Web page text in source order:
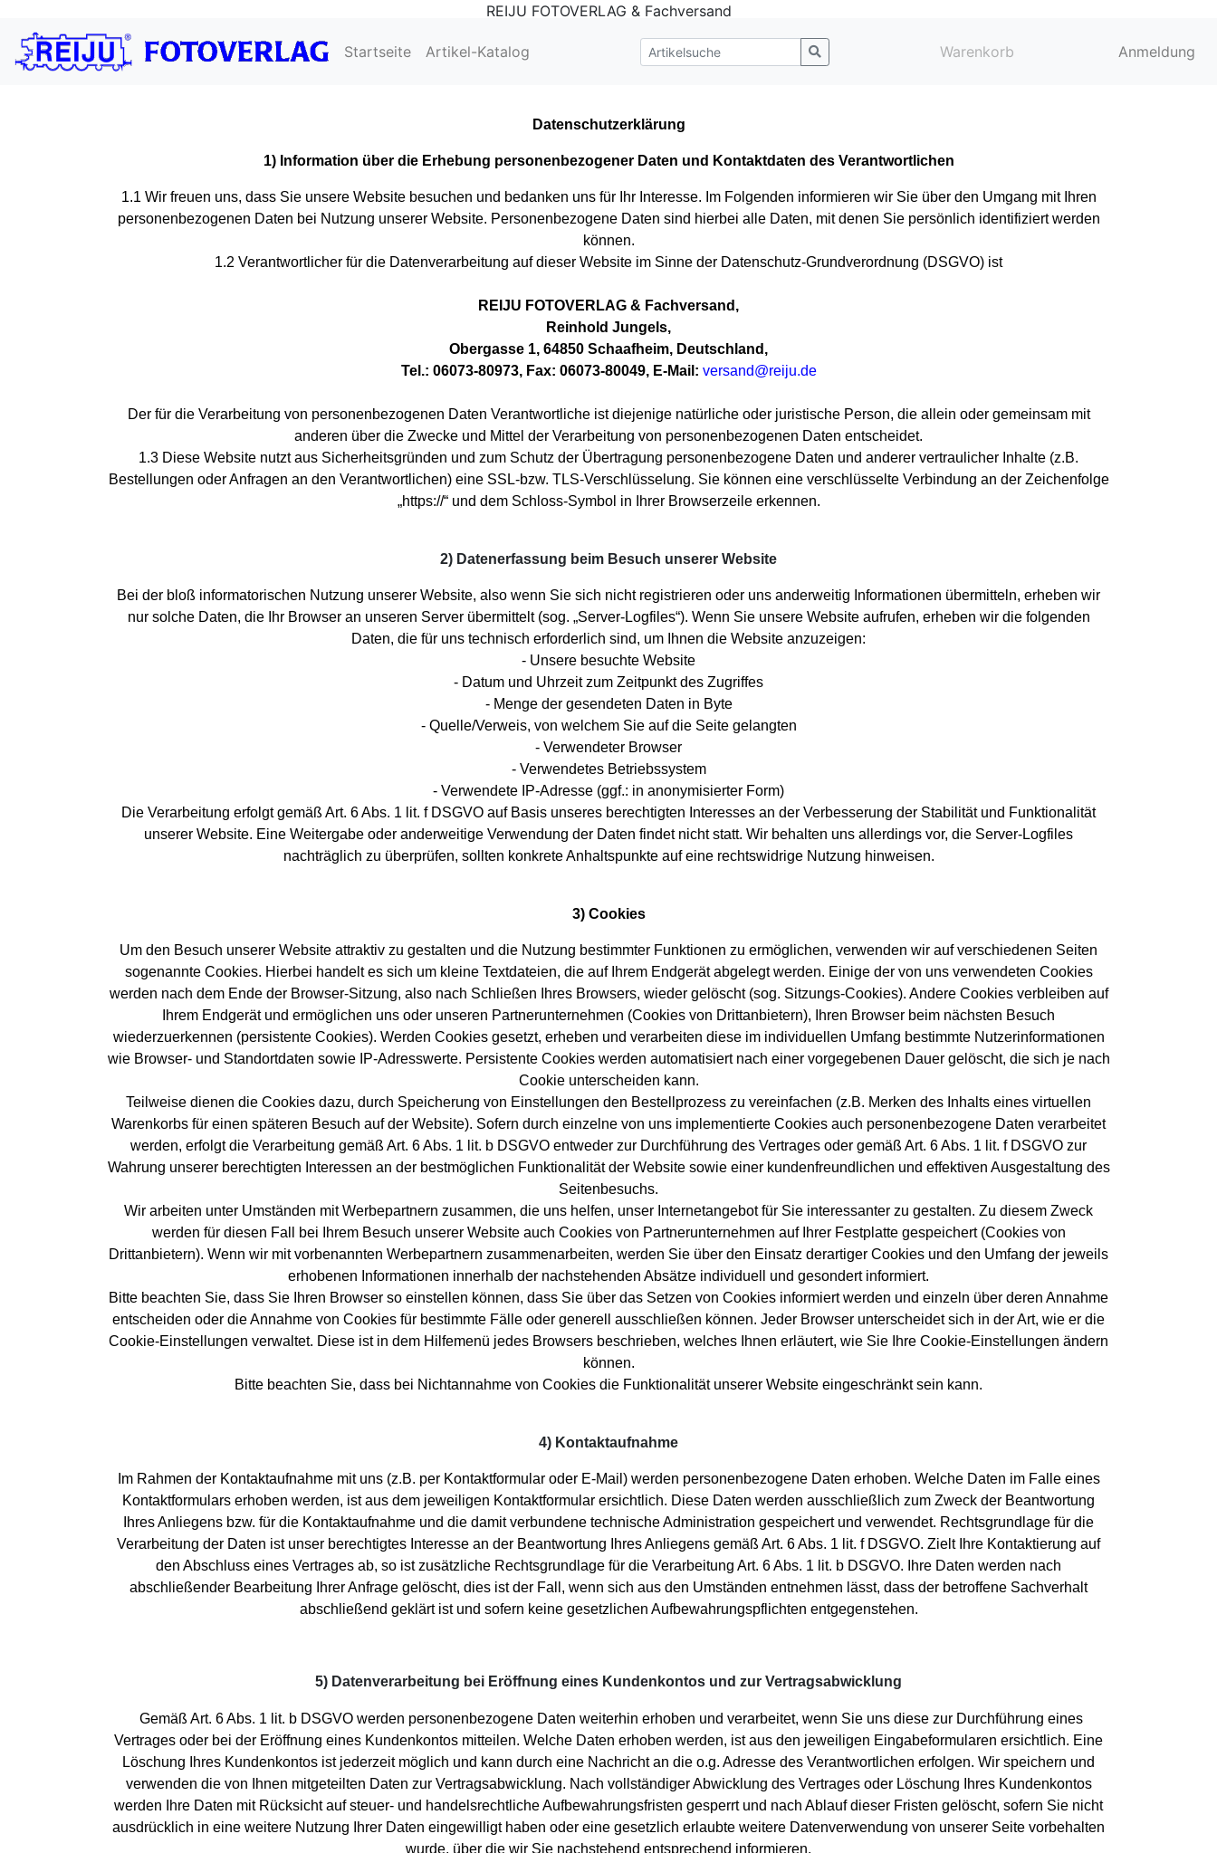
REIJU FOTOVERLAG & Fachversand
Startseite Artikel-Katalog Warenkorb Anmeldung
Datenschutzerklärung
1) Information über die Erhebung personenbezogener Daten und Kontaktdaten des Verantwortlichen
1.1 Wir freuen uns, dass Sie unsere Website besuchen und bedanken uns für Ihr Interesse. Im Folgenden informieren wir Sie über den Umgang mit Ihren
personenbezogenen Daten bei Nutzung unserer Website. Personenbezogene Daten sind hierbei alle Daten, mit denen Sie persönlich identifiziert werden
können.
1.2 Verantwortlicher für die Datenverarbeitung auf dieser Website im Sinne der Datenschutz-Grundverordnung (DSGVO) ist
REIJU FOTOVERLAG & Fachversand,
Reinhold Jungels,
Obergasse 1, 64850 Schaafheim, Deutschland,
Tel.: 06073-80973, Fax: 06073-80049, E-Mail: versand@reiju.de
Der für die Verarbeitung von personenbezogenen Daten Verantwortliche ist diejenige natürliche oder juristische Person, die allein oder gemeinsam mit
anderen über die Zwecke und Mittel der Verarbeitung von personenbezogenen Daten entscheidet.
1.3 Diese Website nutzt aus Sicherheitsgründen und zum Schutz der Übertragung personenbezogene Daten und anderer vertraulicher Inhalte (z.B.
Bestellungen oder Anfragen an den Verantwortlichen) eine SSL-bzw. TLS-Verschlüsselung. Sie können eine verschlüsselte Verbindung an der Zeichenfolge
„https://“ und dem Schloss-Symbol in Ihrer Browserzeile erkennen.
2) Datenerfassung beim Besuch unserer Website
Bei der bloß informatorischen Nutzung unserer Website, also wenn Sie sich nicht registrieren oder uns anderweitig Informationen übermitteln, erheben wir
nur solche Daten, die Ihr Browser an unseren Server übermittelt (sog. „Server-Logfiles“). Wenn Sie unsere Website aufrufen, erheben wir die folgenden
Daten, die für uns technisch erforderlich sind, um Ihnen die Website anzuzeigen:
- Unsere besuchte Website
- Datum und Uhrzeit zum Zeitpunkt des Zugriffes
- Menge der gesendeten Daten in Byte
- Quelle/Verweis, von welchem Sie auf die Seite gelangten
- Verwendeter Browser
- Verwendetes Betriebssystem
- Verwendete IP-Adresse (ggf.: in anonymisierter Form)
Die Verarbeitung erfolgt gemäß Art. 6 Abs. 1 lit. f DSGVO auf Basis unseres berechtigten Interesses an der Verbesserung der Stabilität und Funktionalität
unserer Website. Eine Weitergabe oder anderweitige Verwendung der Daten findet nicht statt. Wir behalten uns allerdings vor, die Server-Logfiles
nachträglich zu überprüfen, sollten konkrete Anhaltspunkte auf eine rechtswidrige Nutzung hinweisen.
3) Cookies
Um den Besuch unserer Website attraktiv zu gestalten und die Nutzung bestimmter Funktionen zu ermöglichen, verwenden wir auf verschiedenen Seiten
sogenannte Cookies. Hierbei handelt es sich um kleine Textdateien, die auf Ihrem Endgerät abgelegt werden. Einige der von uns verwendeten Cookies
werden nach dem Ende der Browser-Sitzung, also nach Schließen Ihres Browsers, wieder gelöscht (sog. Sitzungs-Cookies). Andere Cookies verbleiben auf
Ihrem Endgerät und ermöglichen uns oder unseren Partnerunternehmen (Cookies von Drittanbietern), Ihren Browser beim nächsten Besuch
wiederzuerkennen (persistente Cookies). Werden Cookies gesetzt, erheben und verarbeiten diese im individuellen Umfang bestimmte Nutzerinformationen
wie Browser- und Standortdaten sowie IP-Adresswerte. Persistente Cookies werden automatisiert nach einer vorgegebenen Dauer gelöscht, die sich je nach
Cookie unterscheiden kann.
Teilweise dienen die Cookies dazu, durch Speicherung von Einstellungen den Bestellprozess zu vereinfachen (z.B. Merken des Inhalts eines virtuellen
Warenkorbs für einen späteren Besuch auf der Website). Sofern durch einzelne von uns implementierte Cookies auch personenbezogene Daten verarbeitet
werden, erfolgt die Verarbeitung gemäß Art. 6 Abs. 1 lit. b DSGVO entweder zur Durchführung des Vertrages oder gemäß Art. 6 Abs. 1 lit. f DSGVO zur
Wahrung unserer berechtigten Interessen an der bestmöglichen Funktionalität der Website sowie einer kundenfreundlichen und effektiven Ausgestaltung des
Seitenbesuchs.
Wir arbeiten unter Umständen mit Werbepartnern zusammen, die uns helfen, unser Internetangebot für Sie interessanter zu gestalten. Zu diesem Zweck
werden für diesen Fall bei Ihrem Besuch unserer Website auch Cookies von Partnerunternehmen auf Ihrer Festplatte gespeichert (Cookies von
Drittanbietern). Wenn wir mit vorbenannten Werbepartnern zusammenarbeiten, werden Sie über den Einsatz derartiger Cookies und den Umfang der jeweils
erhobenen Informationen innerhalb der nachstehenden Absätze individuell und gesondert informiert.
Bitte beachten Sie, dass Sie Ihren Browser so einstellen können, dass Sie über das Setzen von Cookies informiert werden und einzeln über deren Annahme
entscheiden oder die Annahme von Cookies für bestimmte Fälle oder generell ausschließen können. Jeder Browser unterscheidet sich in der Art, wie er die
Cookie-Einstellungen verwaltet. Diese ist in dem Hilfemenü jedes Browsers beschrieben, welches Ihnen erläutert, wie Sie Ihre Cookie-Einstellungen ändern
können.
Bitte beachten Sie, dass bei Nichtannahme von Cookies die Funktionalität unserer Website eingeschränkt sein kann.
4) Kontaktaufnahme
Im Rahmen der Kontaktaufnahme mit uns (z.B. per Kontaktformular oder E-Mail) werden personenbezogene Daten erhoben. Welche Daten im Falle eines
Kontaktformulars erhoben werden, ist aus dem jeweiligen Kontaktformular ersichtlich. Diese Daten werden ausschließlich zum Zweck der Beantwortung
Ihres Anliegens bzw. für die Kontaktaufnahme und die damit verbundene technische Administration gespeichert und verwendet. Rechtsgrundlage für die
Verarbeitung der Daten ist unser berechtigtes Interesse an der Beantwortung Ihres Anliegens gemäß Art. 6 Abs. 1 lit. f DSGVO. Zielt Ihre Kontaktierung auf
den Abschluss eines Vertrages ab, so ist zusätzliche Rechtsgrundlage für die Verarbeitung Art. 6 Abs. 1 lit. b DSGVO. Ihre Daten werden nach
abschließender Bearbeitung Ihrer Anfrage gelöscht, dies ist der Fall, wenn sich aus den Umständen entnehmen lässt, dass der betroffene Sachverhalt
abschließend geklärt ist und sofern keine gesetzlichen Aufbewahrungspflichten entgegenstehen.
5) Datenverarbeitung bei Eröffnung eines Kundenkontos und zur Vertragsabwicklung
Gemäß Art. 6 Abs. 1 lit. b DSGVO werden personenbezogene Daten weiterhin erhoben und verarbeitet, wenn Sie uns diese zur Durchführung eines
Vertrages oder bei der Eröffnung eines Kundenkontos mitteilen. Welche Daten erhoben werden, ist aus den jeweiligen Eingabeformularen ersichtlich. Eine
Löschung Ihres Kundenkontos ist jederzeit möglich und kann durch eine Nachricht an die o.g. Adresse des Verantwortlichen erfolgen. Wir speichern und
verwenden die von Ihnen mitgeteilten Daten zur Vertragsabwicklung. Nach vollständiger Abwicklung des Vertrages oder Löschung Ihres Kundenkontos
werden Ihre Daten mit Rücksicht auf steuer- und handelsrechtliche Aufbewahrungsfristen gesperrt und nach Ablauf dieser Fristen gelöscht, sofern Sie nicht
ausdrücklich in eine weitere Nutzung Ihrer Daten eingewilligt haben oder eine gesetzlich erlaubte weitere Datenverwendung von unserer Seite vorbehalten
wurde, über die wir Sie nachstehend entsprechend informieren.